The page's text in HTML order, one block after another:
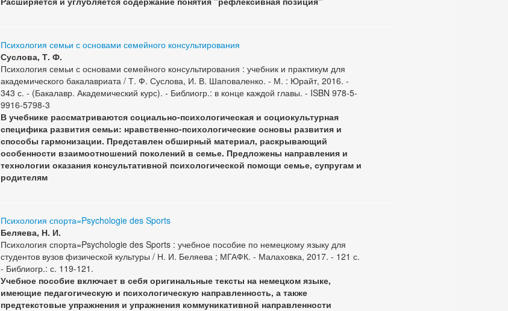
Психология семьи с основами семейного консультирования
Суслова, Т. Ф.
Психология семьи с основами семейного консультирования : учебник и практикум для
академического бакалавриата / Т. Ф. Суслова, И. В. Шаповаленко. - М. : Юрайт, 2016. -
343 с. - (Бакалавр. Академический курс). - Библиогр.: в конце каждой главы. - ISBN 978-5-
9916-5798-3
В учебнике рассматриваются социально-психологическая и социокультурная
специфика развития семьи: нравственно-психологические основы развития и
способы гармонизации. Представлен обширный материал, раскрывающий
особенности взаимоотношений поколений в семье. Предложены направления и
технологии оказания консультативной психологической помощи семье, супругам и
родителям
Психология спорта=Psychologie des Sports
Беляева, Н. И.
Психология спорта=Psychologie des Sports : учебное пособие по немецкому языку для
студентов вузов физической культуры / Н. И. Беляева ; МГАФК. - Малаховка, 2017. - 121 с.
- Библиогр.: с. 119-121.
Учебное пособие включает в себя оригинальные тексты на немецком языке,
имеющие педагогическую и психологическую направленность, а также
предтекстовые упражнения и упражнения коммуникативной направленности